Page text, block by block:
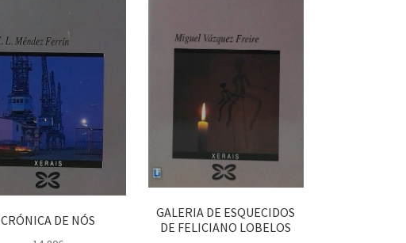
CRÓNICA DE NÓS
GALERIA DE ESQUECIDOS
DE FELICIANO LOBELOS